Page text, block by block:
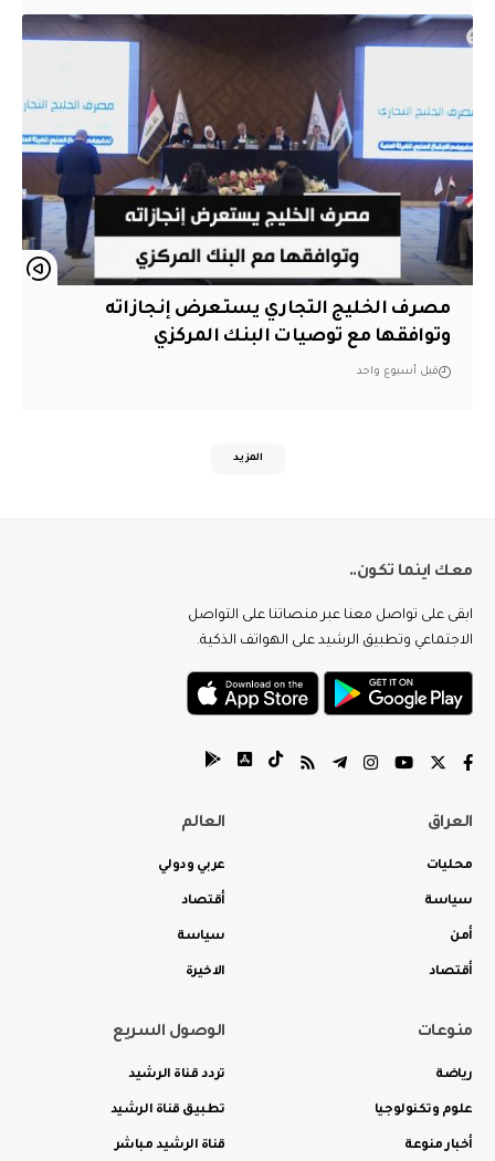
مصرف الخليج التجاري يستعرض إنجازاته
وتوافقها مع توصيات البنك المركزي
قبل أسبوع واحد
المزيد
معك اينما تكون..
ابقى على تواصل معنا عبر منصاتنا على التواصل
الاجتماعي وتطبيق الرشيد على الهواتف الذكية.
العراق
محليات
سياسة
أمن
أقتصاد
العالم
عربي ودولي
أقتصاد
سياسة
الاخيرة
منوعات
رياضة
علوم وتكنولوجيا
أخبار منوعة
الوصول السريع
تردد قناة الرشيد
تطبيق قناة الرشيد
قناة الرشيد مباشر